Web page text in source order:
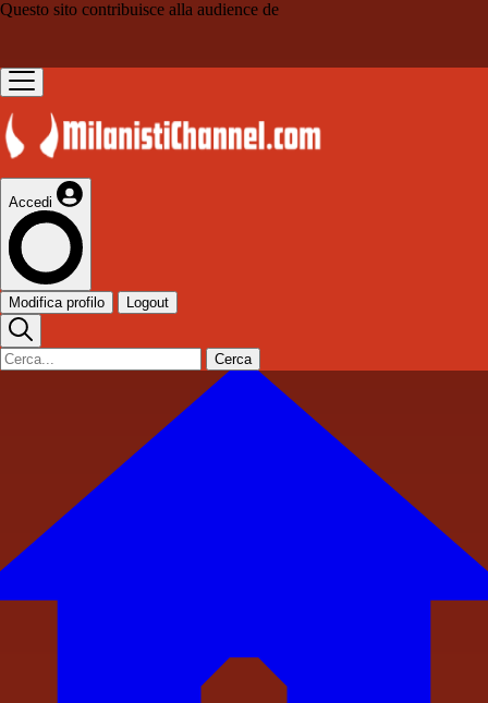
Questo sito contribuisce alla audience de
Accedi
Modifica profilo Logout
Cerca